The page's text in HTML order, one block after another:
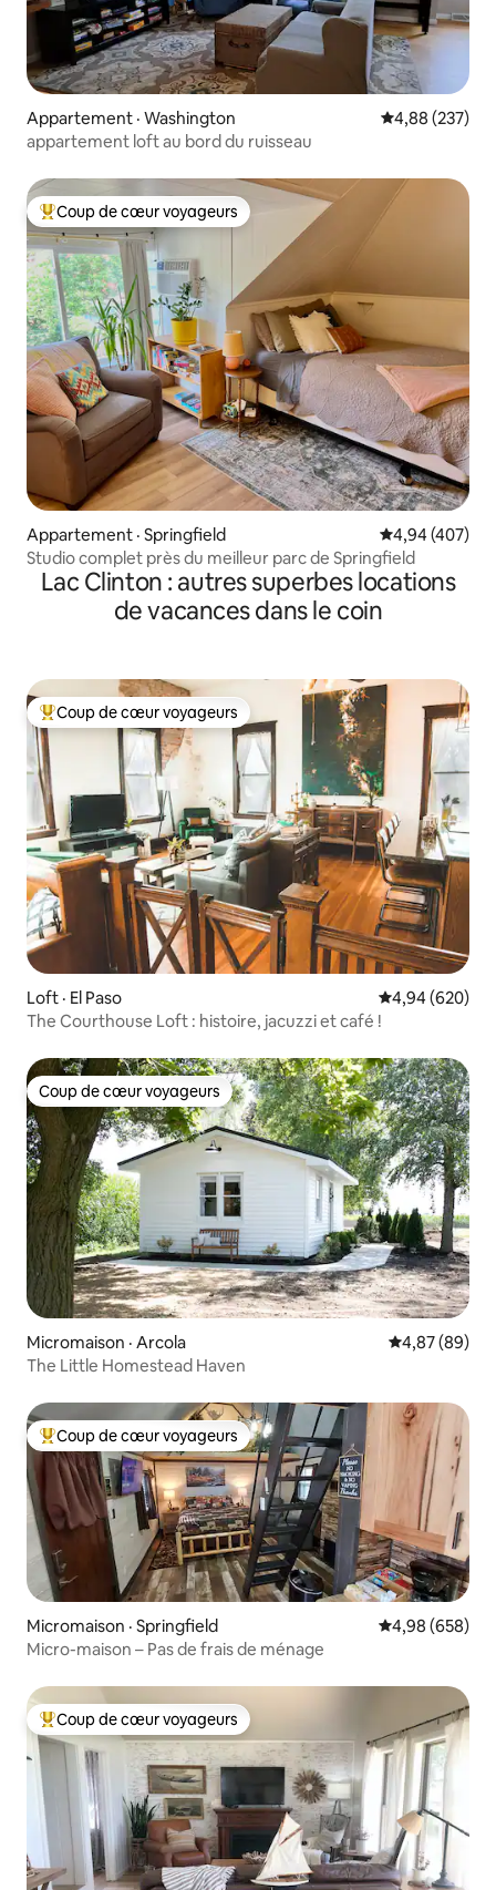
Appartement · Washington Note
4,88 (237)
appartement loft au bord du ruisseau
Coup de cœur voyageurs parmi les plus aimés
Coup de cœur voyageurs
Appartement · Springfield Note
4,94 (407)
Studio complet près du meilleur parc de Springfield
Lac Clinton : autres superbes locations
de vacances dans le coin
Coup de cœur voyageurs parmi les plus aimés
Coup de cœur voyageurs
Loft · El Paso Note
4,94 (620)
The Courthouse Loft : histoire, jacuzzi et café !
Coup de cœur voyageurs
Coup de cœur voyageurs
Micromaison · Arcola Note
4,87 (89)
The Little Homestead Haven
Coup de cœur voyageurs parmi les plus aimés
Coup de cœur voyageurs
Micromaison · Springfield Note
4,98 (658)
Micro-maison – Pas de frais de ménage
Coup de cœur voyageurs parmi les plus aimés
Coup de cœur voyageurs